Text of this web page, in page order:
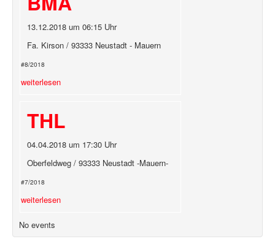
13.12.2018 um 06:15 Uhr
Fa. Kirson / 93333 Neustadt - Mauern
#8/2018
weiterlesen
THL
04.04.2018 um 17:30 Uhr
Oberfeldweg / 93333 Neustadt -Mauern-
#7/2018
weiterlesen
No events